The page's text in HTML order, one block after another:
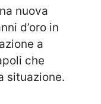
nuova
d’oro in
a
che
situazione.